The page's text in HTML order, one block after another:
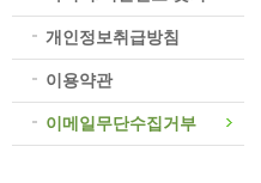
개인정보취급방침
이용약관
이메일무단수집거부